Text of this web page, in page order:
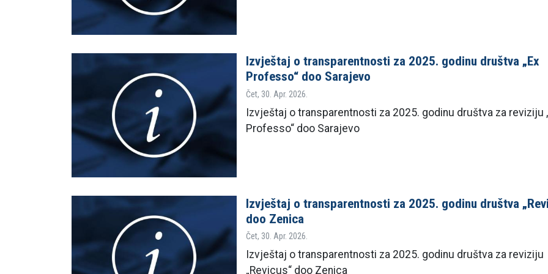
Izvještaj o transparentnosti za 2025. godinu društva „Ex
Professo“ doo Sarajevo
Čet, 30. Apr. 2026.
Izvještaj o transparentnosti za 2025. godinu društva za reviziju
Professo“ doo Sarajevo
Izvještaj o transparentnosti za 2025. godinu društva
doo Zenica
Čet, 30. Apr. 2026.
Izvještaj o transparentnosti za 2025. godinu društva za reviziju
„Revicus“ doo Zenica